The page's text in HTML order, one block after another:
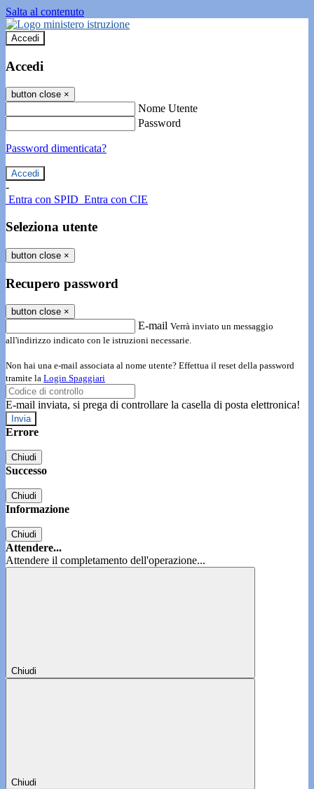
Salta al contenuto
Accedi
Accedi
button close ×
Nome Utente
Password
Password dimenticata?
-
Entra con SPID Entra con CIE
Seleziona utente
button close ×
Recupero password
button close ×
E-mail Verrà inviato un messaggio
all'indirizzo indicato con le istruzioni necessarie.
Non hai una e-mail associata al nome utente? Effettua il reset della password
tramite la Login Spaggiari
E-mail inviata, si prega di controllare la casella di posta elettronica!
Errore
Chiudi
Successo
Chiudi
Informazione
Chiudi
Attendere...
Attendere il completamento dell'operazione...
Chiudi
Chiudi